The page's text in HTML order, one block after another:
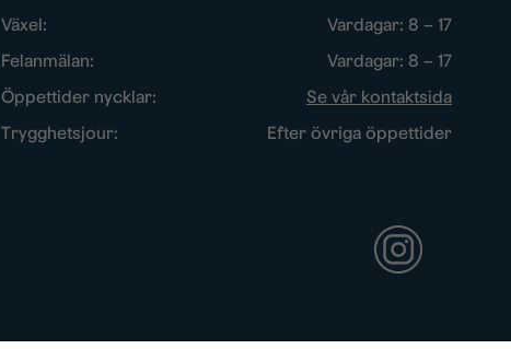
Växel:
Vardagar: 8 – 17
Felanmälan:
Vardagar: 8 – 17
Öppettider nycklar:
Se vår kontaktsida
Trygghetsjour:
Efter övriga öppettider